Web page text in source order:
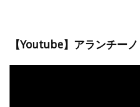
【Youtube】アランチー